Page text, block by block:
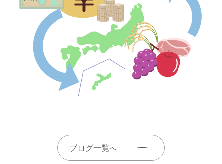
ブログ一覧へ